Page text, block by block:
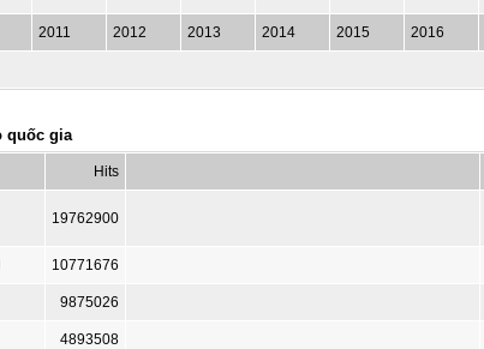
2011 2012 2013 2014 2015 2016
quốc gia
Hits
19762900
10771676
9875026
4893508